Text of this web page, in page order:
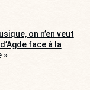
on n’en veut
face à la
»